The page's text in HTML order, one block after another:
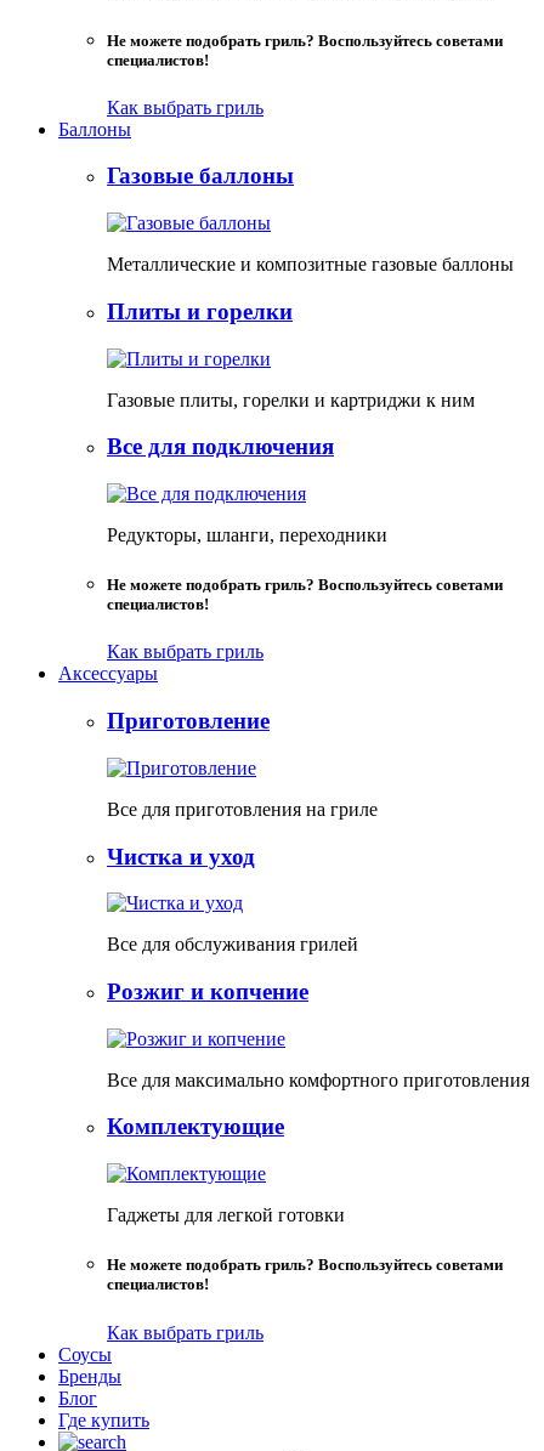
Не можете подобрать гриль? Воспользуйтесь советами
специалистов!
Как выбрать гриль
Баллоны
Газовые баллоны
Металлические и композитные газовые баллоны
Плиты и горелки
Газовые плиты, горелки и картриджи к ним
Все для подключения
Редукторы, шланги, переходники
Не можете подобрать гриль? Воспользуйтесь советами
специалистов!
Как выбрать гриль
Аксессуары
Приготовление
Все для приготовления на гриле
Чистка и уход
Все для обслуживания грилей
Розжиг и копчение
Все для максимально комфортного приготовления
Комплектующие
Гаджеты для легкой готовки
Не можете подобрать гриль? Воспользуйтесь советами
специалистов!
Как выбрать гриль
Соусы
Бренды
Блог
Где купить